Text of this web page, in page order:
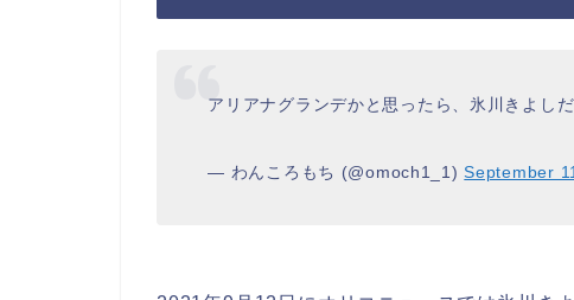
アリアナグランデかと思ったら、氷川きよし
— わんころもち (@omoch1_1)September